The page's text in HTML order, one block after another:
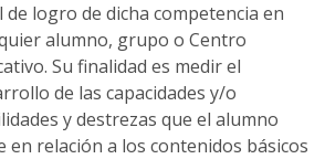
de logro de dicha competencia en
alumno, grupo o Centro
Su finalidad es medir el
de las capacidades y/o
y destrezas que el alumno
en relación a los contenidos básicos